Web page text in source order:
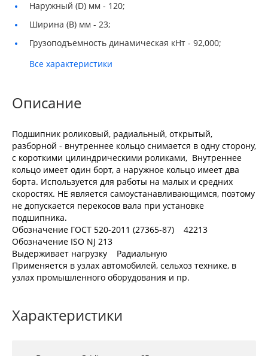
Наружный (D) мм - 120;
Ширина (B) мм - 23;
Грузоподъемность динамическая кНт - 92,000;
Все характеристики
Описание
Подшипник роликовый, радиальный, открытый,
разборной - внутреннее кольцо снимается в одну сторону,
с короткими цилиндрическими роликами, Внутреннее
кольцо имеет один борт, а наружное кольцо имеет два
борта. Используется для работы на малых и средних
скоростях. НЕ является самоустанавливающимся, поэтому
не допускается перекосов вала при установке
подшипника.
Обозначение ГОСТ 520-2011 (27365-87) 42213
Обозначение ISO NJ 213
Выдерживает нагрузку Радиальную
Применяется в узлах автомобилей, сельхоз технике, в
узлах промышленного оборудования и пр.
Характеристики